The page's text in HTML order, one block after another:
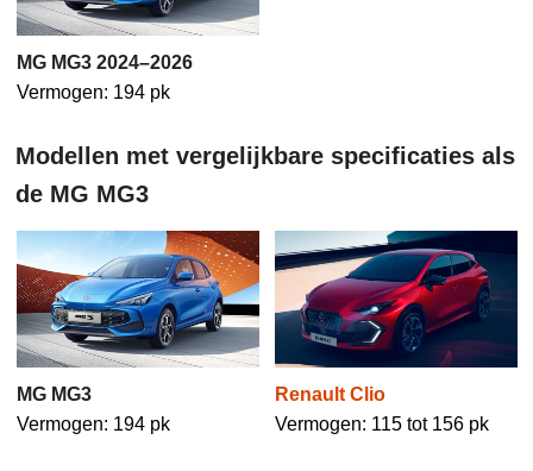
MG MG3 2024–2026
Vermogen: 194 pk
Modellen met vergelijkbare specificaties als
de MG MG3
MG MG3
Vermogen: 194 pk
Renault Clio
Vermogen: 115 tot 156 pk